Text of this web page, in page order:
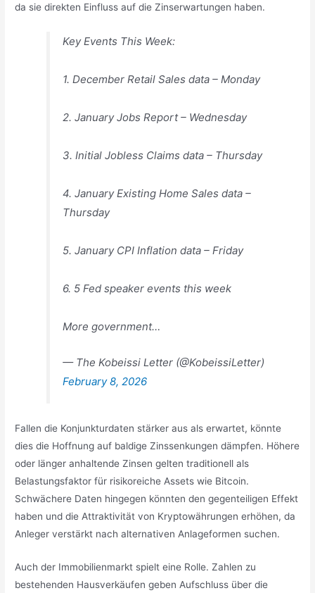
da sie direkten Einfluss auf die Zinserwartungen haben.
Key Events This Week:
1. December Retail Sales data – Monday
2. January Jobs Report – Wednesday
3. Initial Jobless Claims data – Thursday
4. January Existing Home Sales data –
Thursday
5. January CPI Inflation data – Friday
6. 5 Fed speaker events this week
More government…
— The Kobeissi Letter (@KobeissiLetter)
February 8, 2026
Fallen die Konjunkturdaten stärker aus als erwartet, könnte
dies die Hoffnung auf baldige Zinssenkungen dämpfen. Höhere
oder länger anhaltende Zinsen gelten traditionell als
Belastungsfaktor für risikoreiche Assets wie Bitcoin.
Schwächere Daten hingegen könnten den gegenteiligen Effekt
haben und die Attraktivität von Kryptowährungen erhöhen, da
Anleger verstärkt nach alternativen Anlageformen suchen.
Auch der Immobilienmarkt spielt eine Rolle. Zahlen zu
bestehenden Hausverkäufen geben Aufschluss über die